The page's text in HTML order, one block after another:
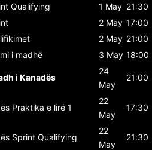
Qualifying 1 May 21:30
2 May 17:00
2 May 21:00
i madhë 3 May 18:00
i Kanadës
24
May
21:00
Praktika e lirë 1
22
May
17:30
Sprint Qualifying
22
May
21:30